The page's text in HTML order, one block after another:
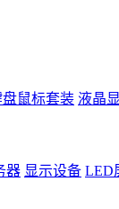
盘鼠标套装 液晶
器 显示设备 LED